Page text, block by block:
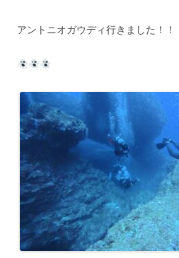
アントニオガウディ行きました！！